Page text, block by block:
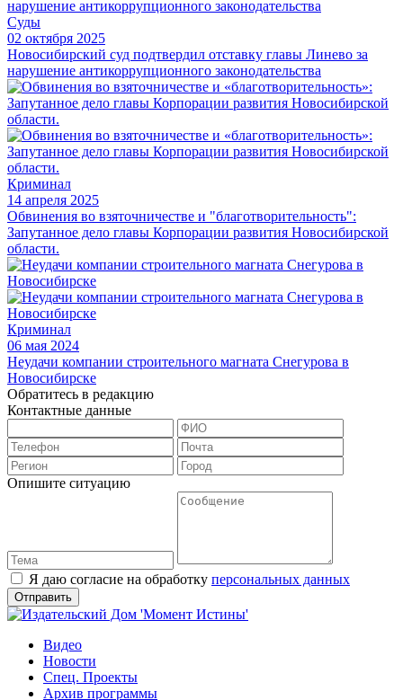
Суды
02 октября 2025
Новосибирский суд подтвердил отставку главы Линево за
нарушение антикоррупционного законодательства
Криминал
14 апреля 2025
Обвинения во взяточничестве и "благотворительность":
Запутанное дело главы Корпорации развития Новосибирской
области.
Криминал
06 мая 2024
Неудачи компании строительного магната Снегурова в
Новосибирске
Обратитесь в редакцию
Контактные данные
Опишите ситуацию
Я даю согласие на обработку персональных данных
Видео
Новости
Спец. Проекты
Архив программы